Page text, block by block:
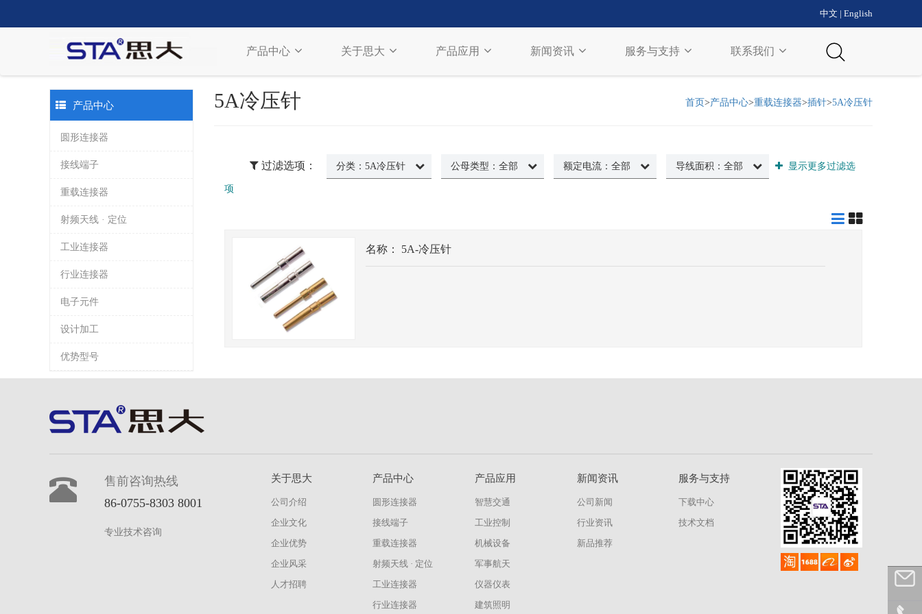
中文 | English
产品中心 关于思大 产品应用 新闻资讯 服务与支持 联系我们
产品中心
圆形连接器
接线端子
重载连接器
射频天线 · 定位
工业连接器
行业连接器
电子元件
设计加工
优势型号
首页>产品中心>重载连接器>插针>5A冷压针
5A冷压针
过滤选项： 分类： 5A冷压针 公母类型： 全部 额定电流： 全部 导线面积： 全部 显示更多过滤选
项
名称： 5A-冷压针
售前咨询热线
86-0755-8303 8001
专业技术咨询
关于思大
公司介绍
企业文化
企业优势
企业风采
人才招聘
产品中心
圆形连接器
接线端子
重载连接器
射频天线 · 定位
工业连接器
行业连接器
产品应用
智慧交通
工业控制
机械设备
军事航天
仪器仪表
建筑照明
新闻资讯
公司新闻
行业资讯
新品推荐
服务与支持
下载中心
技术文档